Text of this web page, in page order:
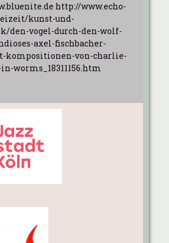
http://www.echo-
kunst-und-
den-vogel-durch-den-wolf-
axel-fischbacher-
von-charlie-
worms_18311156.htm